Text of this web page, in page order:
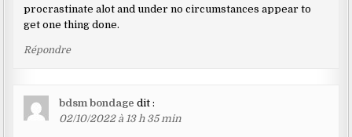
procrastinate alot and under no circumstances appear to
get one thing done.
Répondre
bdsm bondage dit :
02/10/2022 à 13 h 35 min